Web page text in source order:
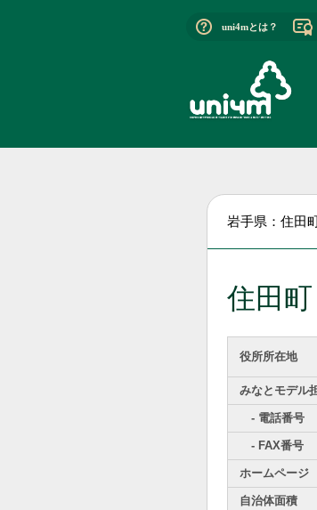
uni4mとは？
岩手県：住田
住田町
役所所在地
みなとモデル
- 電話番号
- FAX番号
ホームページ
自治体面積